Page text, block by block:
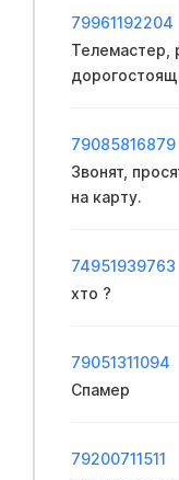
79961192204
Телемастер,
79085816879
Звонят,
на карту.
74951939763
хто ?
79051311094
Спамер
79200711511